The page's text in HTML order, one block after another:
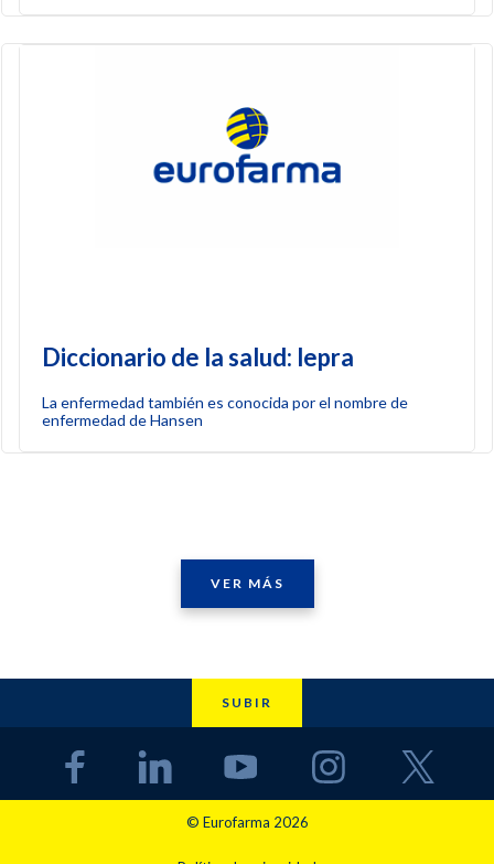
Diccionario de la salud: lepra
La enfermedad también es conocida por el nombre de
enfermedad de Hansen
VER MÁS
SUBIR
© Eurofarma 2026